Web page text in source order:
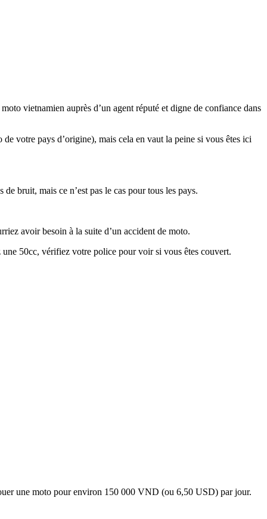
vietnamien auprès d’un agent réputé et digne de confiance dans
votre pays d’origine), mais cela en vaut la peine si vous êtes ici
bruit, mais ce n’est pas le cas pour tous les pays.
avoir besoin à la suite d’un accident de moto.
une 50cc, vérifiez votre police pour voir si vous êtes couvert.
une moto pour environ 150 000 VND (ou 6,50 USD) par jour.